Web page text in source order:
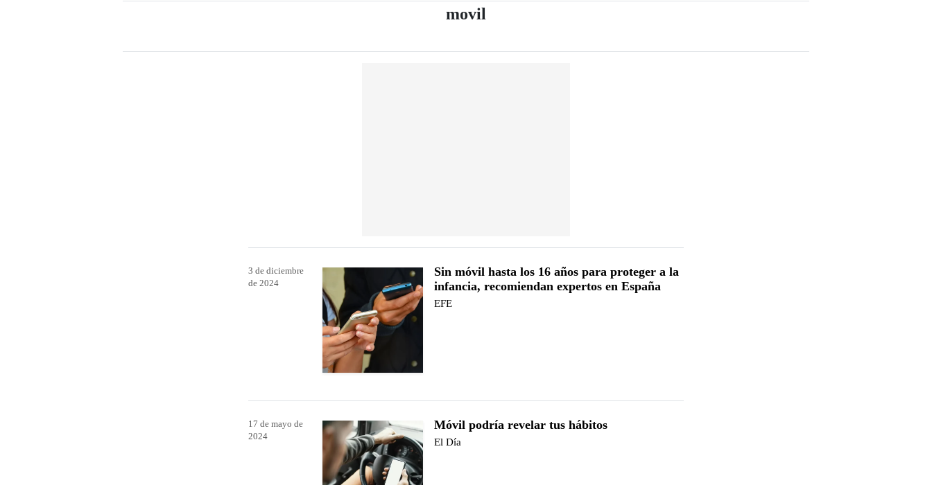
movil
3 de diciembre
de 2024
Sin móvil hasta los 16 años para proteger a la
infancia, recomiendan expertos en España
EFE
17 de mayo de
2024
Móvil podría revelar tus hábitos
El Día